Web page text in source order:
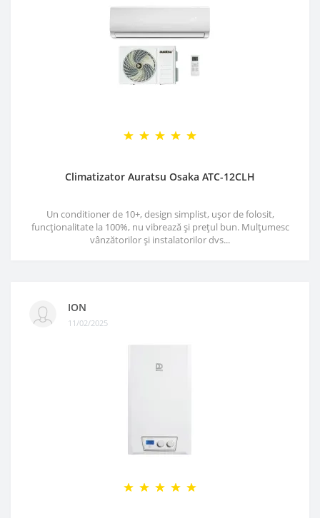
Climatizator Auratsu Osaka ATC-12CLH
Un conditioner de 10+, design simplist, ușor de folosit,
funcționalitate la 100%, nu vibrează și prețul bun. Mulțumesc
vânzătorilor și instalatorilor dvs...
ION
11/02/2025